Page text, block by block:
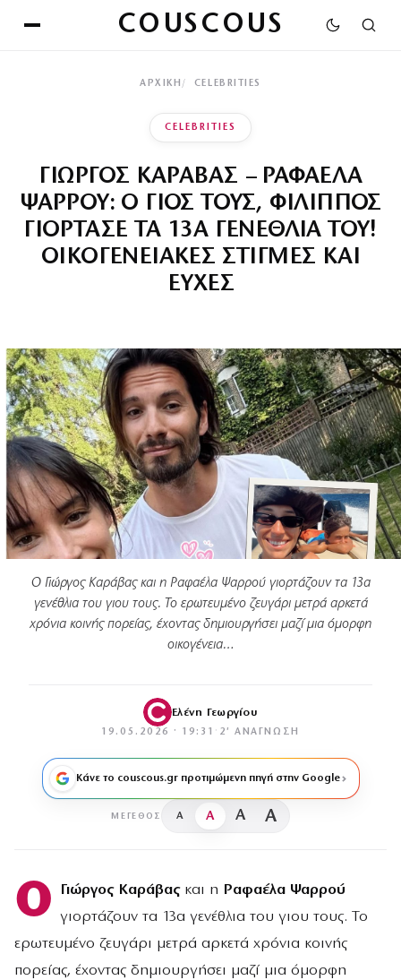
COUSCOUS
ΑΡΧΙΚΉ CELEBRITIES
CELEBRITIES
ΓΙΩΡΓΟΣ ΚΑΡΑΒΑΣ – ΡΑΦΑΕΛΑ
ΨΑΡΡΟΥ: Ο ΓΙΟΣ ΤΟΥΣ, ΦΙΛΙΠΠΟΣ
ΓΙΟΡΤΑΣΕ ΤΑ 13Α ΓΕΝΕΘΛΙΑ ΤΟΥ!
ΟΙΚΟΓΕΝΕΙΑΚΕΣ ΣΤΙΓΜΕΣ ΚΑΙ
ΕΥΧΕΣ
Ο Γιώργος Καράβας και η Ραφαέλα Ψαρρού γιορτάζουν τα 13α
γενέθλια του γιου τους. Το ερωτευμένο ζευγάρι μετρά αρκετά
χρόνια κοινής πορείας, έχοντας δημιουργήσει μαζί μια όμορφη
οικογένεια…
Ελένη Γεωργίου
19.05.2026 · 19:31 · 2′ ΑΝΆΓΝΩΣΗ
Κάνε το couscous.gr προτιμώμενη πηγή στην Google
ΜΈΓΕΘΟΣ A A A A
Ο Γιώργος Καράβαςκαι η Ραφαέλα Ψαρρού
γιορτάζουν τα 13α γενέθλια του γιου τους. Το
ερωτευμένο ζευγάρι μετρά αρκετά χρόνια κοινής
πορείας, έχοντας δημιουργήσει μαζί μια όμορφη